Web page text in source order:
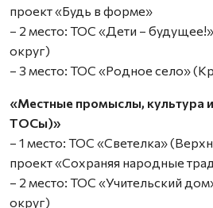
проект «Будь в форме»
– 2 место: ТОС «Дети –
округ)
– 3 место: ТОС «Родное село»
«Местные промыслы, культура
ТОСы)»
– 1 место: ТОС «Светелка»
проект «Сохраняя народные
– 2 место: ТОС «Учительский
округ)